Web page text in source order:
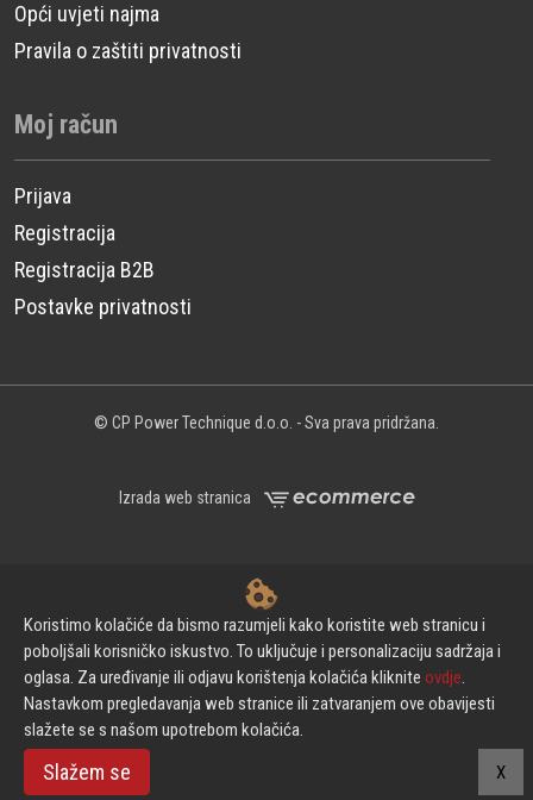
Opći uvjeti najma
Pravila o zaštiti privatnosti
Moj račun
Prijava
Registracija
Registracija B2B
Koristimo kolačiće da bismo razumjeli kako koristite web stranicu i
poboljšali korisničko iskustvo. To uključuje i personalizaciju sadržaja i
oglasa. Za uređivanje ili odjavu korištenja kolačića kliknite ovdje.
Nastavkom pregledavanja web stranice ili zatvaranjem ove obavijesti
slažete se s našom upotrebom kolačića.
Slažem se X
Postavke privatnosti
© CP Power Technique d.o.o. - Sva prava pridržana.
Izrada web stranica
Powered by Urni